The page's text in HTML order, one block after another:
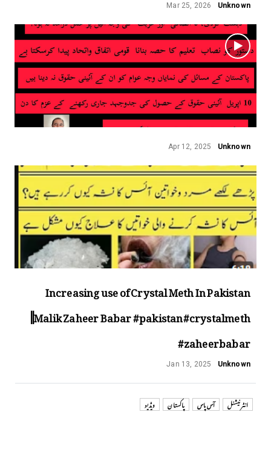
Unknown
Mar 25, 2026
Unknown
Apr 12, 2025
Increasing use of Crystal Meth In Pakistan
||Malik Zaheer Babar #pakistan#crystalmeth
#zaheerbabar
Unknown
Jan 13, 2025
انٹر نیشنل آس پاس پاکستان ویڈیو